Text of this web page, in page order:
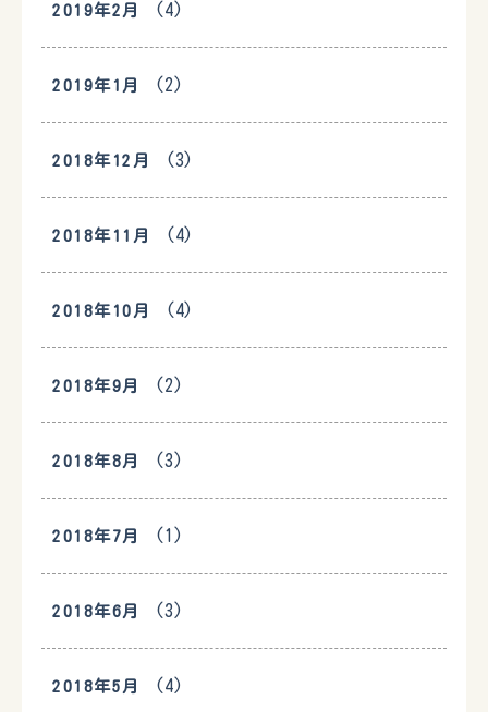
2019年2月 (4)
2019年1月 (2)
2018年12月 (3)
2018年11月 (4)
2018年10月 (4)
2018年9月 (2)
2018年8月 (3)
2018年7月 (1)
2018年6月 (3)
2018年5月 (4)